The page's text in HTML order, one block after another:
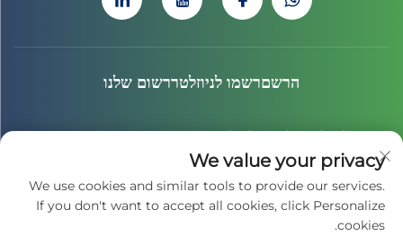
הרשםרשמו לניוזלטררשום שלנו
הצטרף לניוזלטר שלנו כדי לקבל את החדשות האחרונות, העדכונים
והתובנות מהצוות שלנו.
We value your privacy
We use cookies and similar tools to provide our services.
If you don't want to accept all cookies, click Personalize
cookies.